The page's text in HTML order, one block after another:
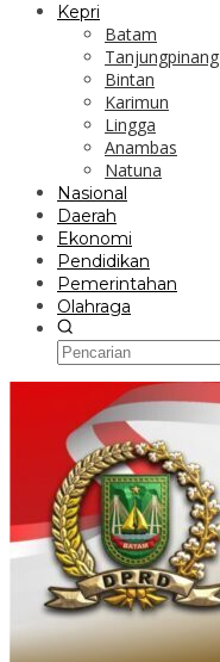
Kepri
Batam
Tanjungpinang
Bintan
Karimun
Lingga
Anambas
Natuna
Nasional
Daerah
Ekonomi
Pendidikan
Pemerintahan
Olahraga